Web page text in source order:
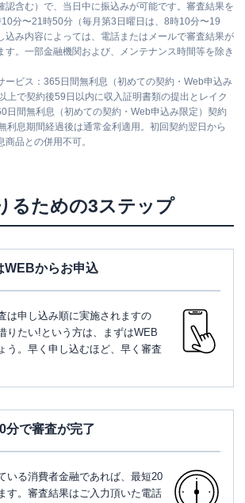
認含む）で、当日中に振込みが可能です。審査結果を
分〜21時50分（毎月第3日曜日は、8時10分〜19
込み内容によっては、電話またはメールで審査結果が
す。一部金融機関および、メンテナンス時間等を除き
ービス：365日間無利息（初めての契約・Web申込み
上で契約後59日以内に収入証明書類の提出とレイク
日間無利息（初めての契約・Web申込み限定）契約
利息期間経過後は通常金利適用。初回契約翌日から
品との併用不可。
るための3ステップ
WEBからお申込
は申し込み順に実施されますの
りたい!という方は、まずはWEB
う。早く申し込むほど、早く審査
分で審査が完了
いる消費者金融であれば、最短20
す。審査結果はご入力頂いた電話